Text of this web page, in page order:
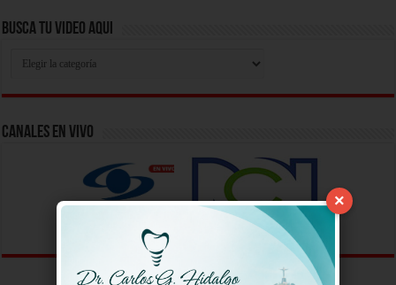
Busca Tu Video Aqui
Aqui
Canales En Vivo
×